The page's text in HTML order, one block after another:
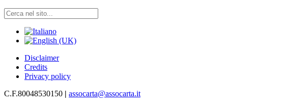
Disclaimer
Credits
Privacy policy
C.F.80048530150 | assocarta@assocarta.it